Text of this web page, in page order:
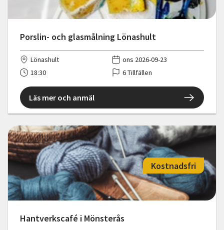
Porslin- och glasmålning Lönashult
Lönashult
ons 2026-09-23
18:30
6 Tillfällen
Läs mer och anmäl
Hantverkscafé i Mönsterås
Kostnadsfri